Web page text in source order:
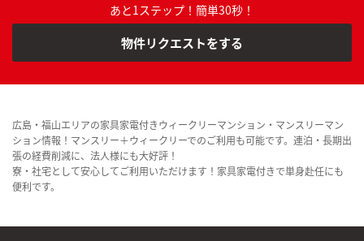
あと1ステップ！簡単30秒！
物件リクエストをする
広島・福山エリアの家具家電付きウィークリーマンション・マンスリーマン
ション情報！マンスリー＋ウィークリーでのご利用も可能です。連泊・長期出
張の経費削減に、法人様にも大好評！
寮・社宅として安心してご利用いただけます！家具家電付きで単身赴任にも
便利です。